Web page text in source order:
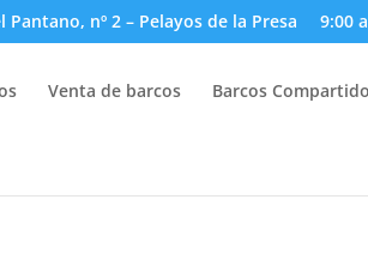
Pantano, nº 2 – Pelayos de la Presa 9:00
Venta de barcos Barcos